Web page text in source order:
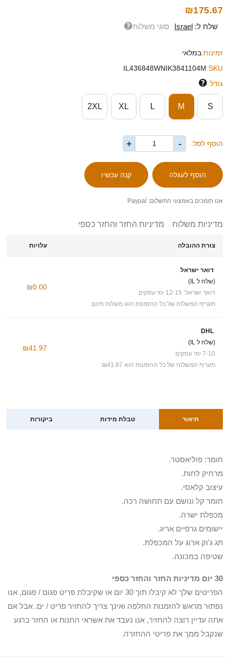
₪175.67
שלח ל: Israel סוגי משלוח
זמינות:במלאי
SKU:
IL436848WNIK3841104M
גודל
S
M
L
XL
2XL
הוסף לסל: -
+
אנו תומכים באמצעי התשלום: Paypal
מדיניות משלוח מדיניות החזר והחזר כספי
צורת ההובלה עלויות
דואר ישראל
(שלח ל IL)
דואר ישראל: 12-15 ימי עסקים
תעריף המשלוח של כל ההזמנות הוא משלוח חינם
₪0.00
DHL
(שלח ל IL)
7-10 ימי עסקים
תעריף המשלוח של כל ההזמנות הוא ₪41.97
₪41.97
תיאור טבלת מידות ביקורות
חומר: פוליאסטר.
מרחיק לחות.
עיצוב קלאסי.
חומר קל ונושם עם תחושה רכה.
מכפלת ישרה.
יישומים גרפיים אריג.
תג ג'וק ארוג על המכפלת.
שטיפה במכונה.
30 יום מדיניות החזר והחזר כספי
הפריטים שלך לא קיבלו תוך 30 יום או שקיבלת פריט פגום / פגום, אנו
נפתור מראש להזמנות החלפה ואינך צריך להחזיר פריט / ים. אבל אם
אתה עדיין רוצה להחזיר, אנו נעבד את אשראי החנות או החזר ברגע
שנקבל ממך את פריטי ההחזרה.